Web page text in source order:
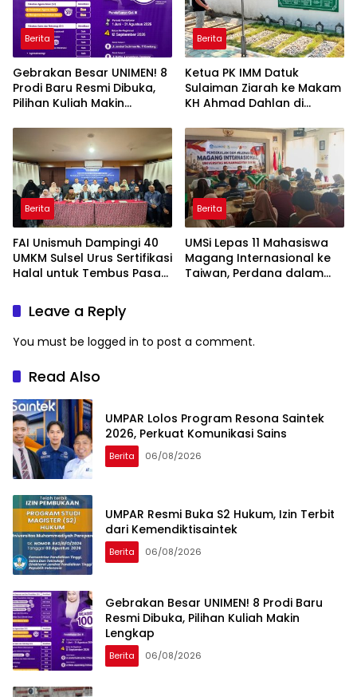
Berita
Gebrakan Besar UNIMEN! 8
Prodi Baru Resmi Dibuka,
Pilihan Kuliah Makin
Berita
Ketua PK IMM Datuk
Sulaiman Ziarah ke Makam
KH Ahmad Dahlan di
Berita
FAI Unismuh Dampingi 40
UMKM Sulsel Urus Sertifikasi
Halal untuk Tembus Pasar
Berita
UMSi Lepas 11 Mahasiswa
Magang Internasional ke
Taiwan, Perdana dalam
Leave a Reply
You must be logged in to post a comment.
Read Also
UMPAR Lolos Program Resona Saintek
2026, Perkuat Komunikasi Sains
Berita 06/08/2026
UMPAR Resmi Buka S2 Hukum, Izin Terbit
dari Kemendiktisaintek
Berita 06/08/2026
Gebrakan Besar UNIMEN! 8 Prodi Baru
Resmi Dibuka, Pilihan Kuliah Makin
Lengkap
Berita 06/08/2026